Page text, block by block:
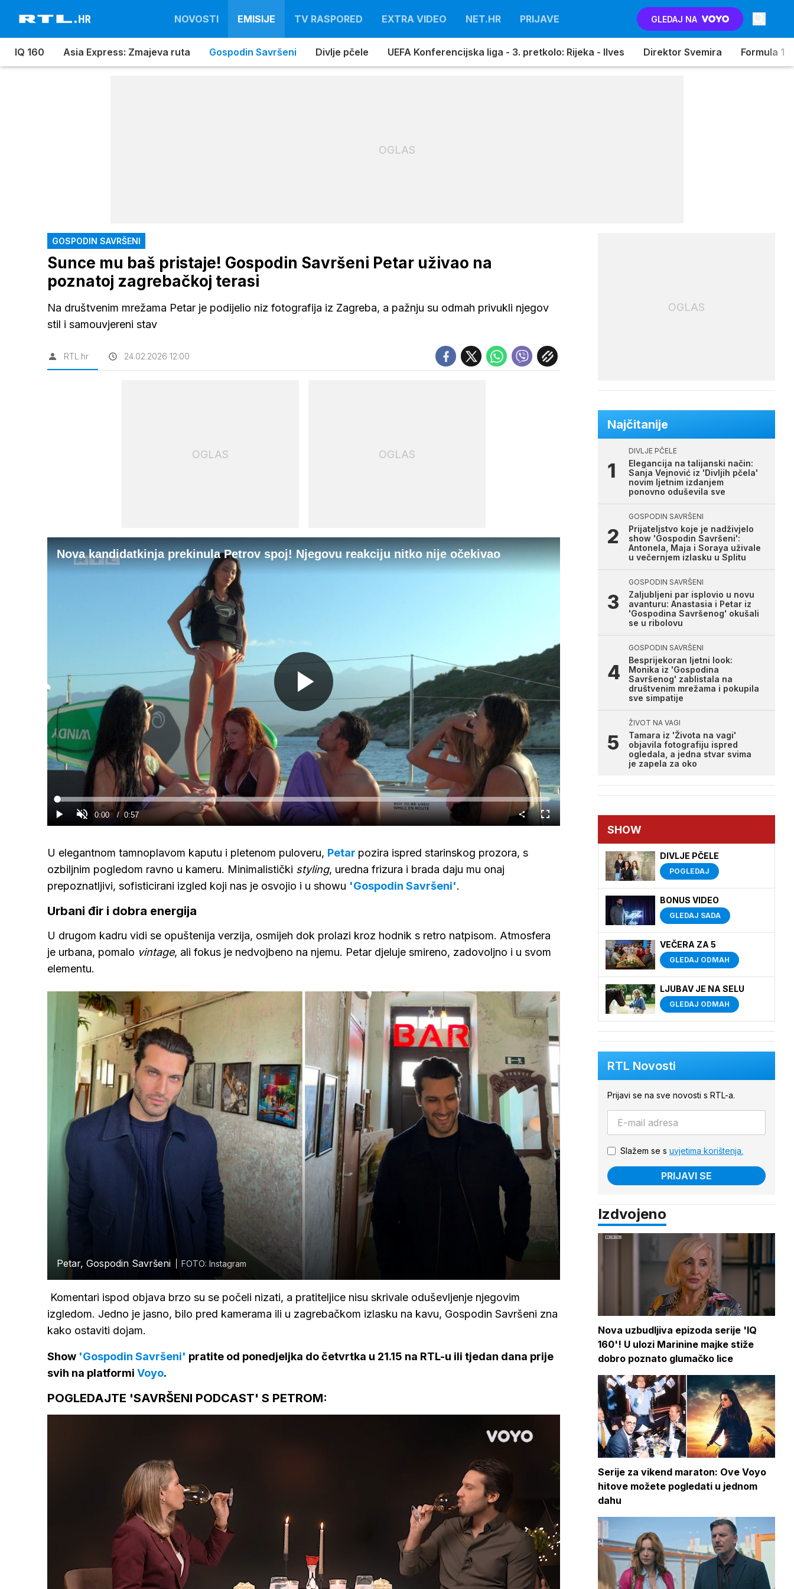
NOVOSTI EMISIJE TV RASPORED EXTRA VIDEO NET.HR PRIJAVE GLEDAJ NA
IQ 160 Asia Express: Zmajeva ruta Gospodin Savršeni Divlje pčele UEFA Konferencijska liga - 3. pretkolo: Rijeka - Ilves Direktor Svemira Formula 1
OGLAS
GOSPODIN SAVRŠENI
Sunce mu baš pristaje! Gospodin Savršeni Petar uživao na
poznatoj zagrebačkoj terasi
Na društvenim mrežama Petar je podijelio niz fotografija iz Zagreba, a pažnju su odmah privukli njegov
stil i samouvjereni stav
RTL.hr 24.02.2026 12:00
OGLAS OGLAS
Nova kandidatkinja prekinula Petrov spoj! Njegovu reakciju nitko nije očekivao
Gledaj
GledajUpali
zvuk
Current
0:00 / Duration
0:57
Loaded:
0%
Cijeli
zaslon
U elegantnom tamnoplavom kaputu i pletenom puloveru, Petar pozira ispred starinskog prozora, s
ozbiljnim pogledom ravno u kameru. Minimalistički styling, uredna frizura i brada daju mu onaj
prepoznatljivi, sofisticirani izgled koji nas je osvojio i u showu 'Gospodin Savršeni'.
Urbani đir i dobra energija
U drugom kadru vidi se opuštenija verzija, osmijeh dok prolazi kroz hodnik s retro natpisom. Atmosfera
je urbana, pomalo vintage, ali fokus je nedvojbeno na njemu. Petar djeluje smireno, zadovoljno i u svom
elementu.
Petar, Gospodin Savršeni FOTO: Instagram
Komentari ispod objava brzo su se počeli nizati, a pratiteljice nisu skrivale oduševljenje njegovim
izgledom. Jedno je jasno, bilo pred kamerama ili u zagrebačkom izlasku na kavu, Gospodin Savršeni zna
kako ostaviti dojam.
Show 'Gospodin Savršeni' pratite od ponedjeljka do četvrtka u 21.15 na RTL-u ili tjedan dana prije
svih na platformi Voyo.
POGLEDAJTE 'SAVRŠENI PODCAST' S PETROM:
OGLAS
Najčitanije
DIVLJE PČELE
Elegancija na talijanski način:
Sanja Vejnović iz 'Divljih pčela'
novim ljetnim izdanjem
ponovno oduševila sve
GOSPODIN SAVRŠENI
Prijateljstvo koje je nadživjelo
show 'Gospodin Savršeni':
Antonela, Maja i Soraya uživale
u večernjem izlasku u Splitu
GOSPODIN SAVRŠENI
Zaljubljeni par isplovio u novu
avanturu: Anastasia i Petar iz
'Gospodina Savršenog' okušali
se u ribolovu
GOSPODIN SAVRŠENI
Besprijekoran ljetni look:
Monika iz 'Gospodina
Savršenog' zablistala na
društvenim mrežama i pokupila
sve simpatije
ŽIVOT NA VAGI
Tamara iz 'Života na vagi'
objavila fotografiju ispred
ogledala, a jedna stvar svima
je zapela za oko
SHOW
DIVLJE PČELE
POGLEDAJ
BONUS VIDEO
GLEDAJ SADA
VEČERA ZA 5
GLEDAJ ODMAH
LJUBAV JE NA SELU
GLEDAJ ODMAH
RTL Novosti
Prijavi se na sve novosti s RTL-a.
Slažem se s uvjetima korištenja.
PRIJAVI SE
Izdvojeno
Nova uzbudljiva epizoda serije 'IQ
160'! U ulozi Marinine majke stiže
dobro poznato glumačko lice
Serije za vikend maraton: Ove Voyo
hitove možete pogledati u jednom
dahu